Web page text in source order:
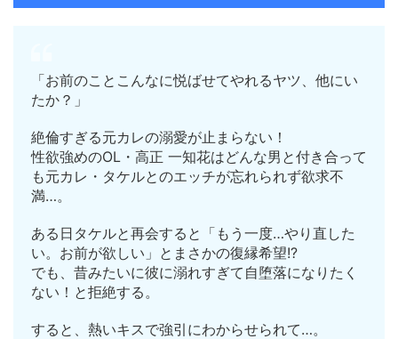
「お前のことこんなに悦ばせてやれるヤツ、他にい
たか？」
絶倫すぎる元カレの溺愛が止まらない！
性欲強めのOL・高正 一知花はどんな男と付き合って
も元カレ・タケルとのエッチが忘れられず欲求不
満…。
ある日タケルと再会すると「もう一度…やり直した
い。お前が欲しい」とまさかの復縁希望!?
でも、昔みたいに彼に溺れすぎて自堕落になりたく
ない！と拒絶する。
すると、熱いキスで強引にわからせられて…。